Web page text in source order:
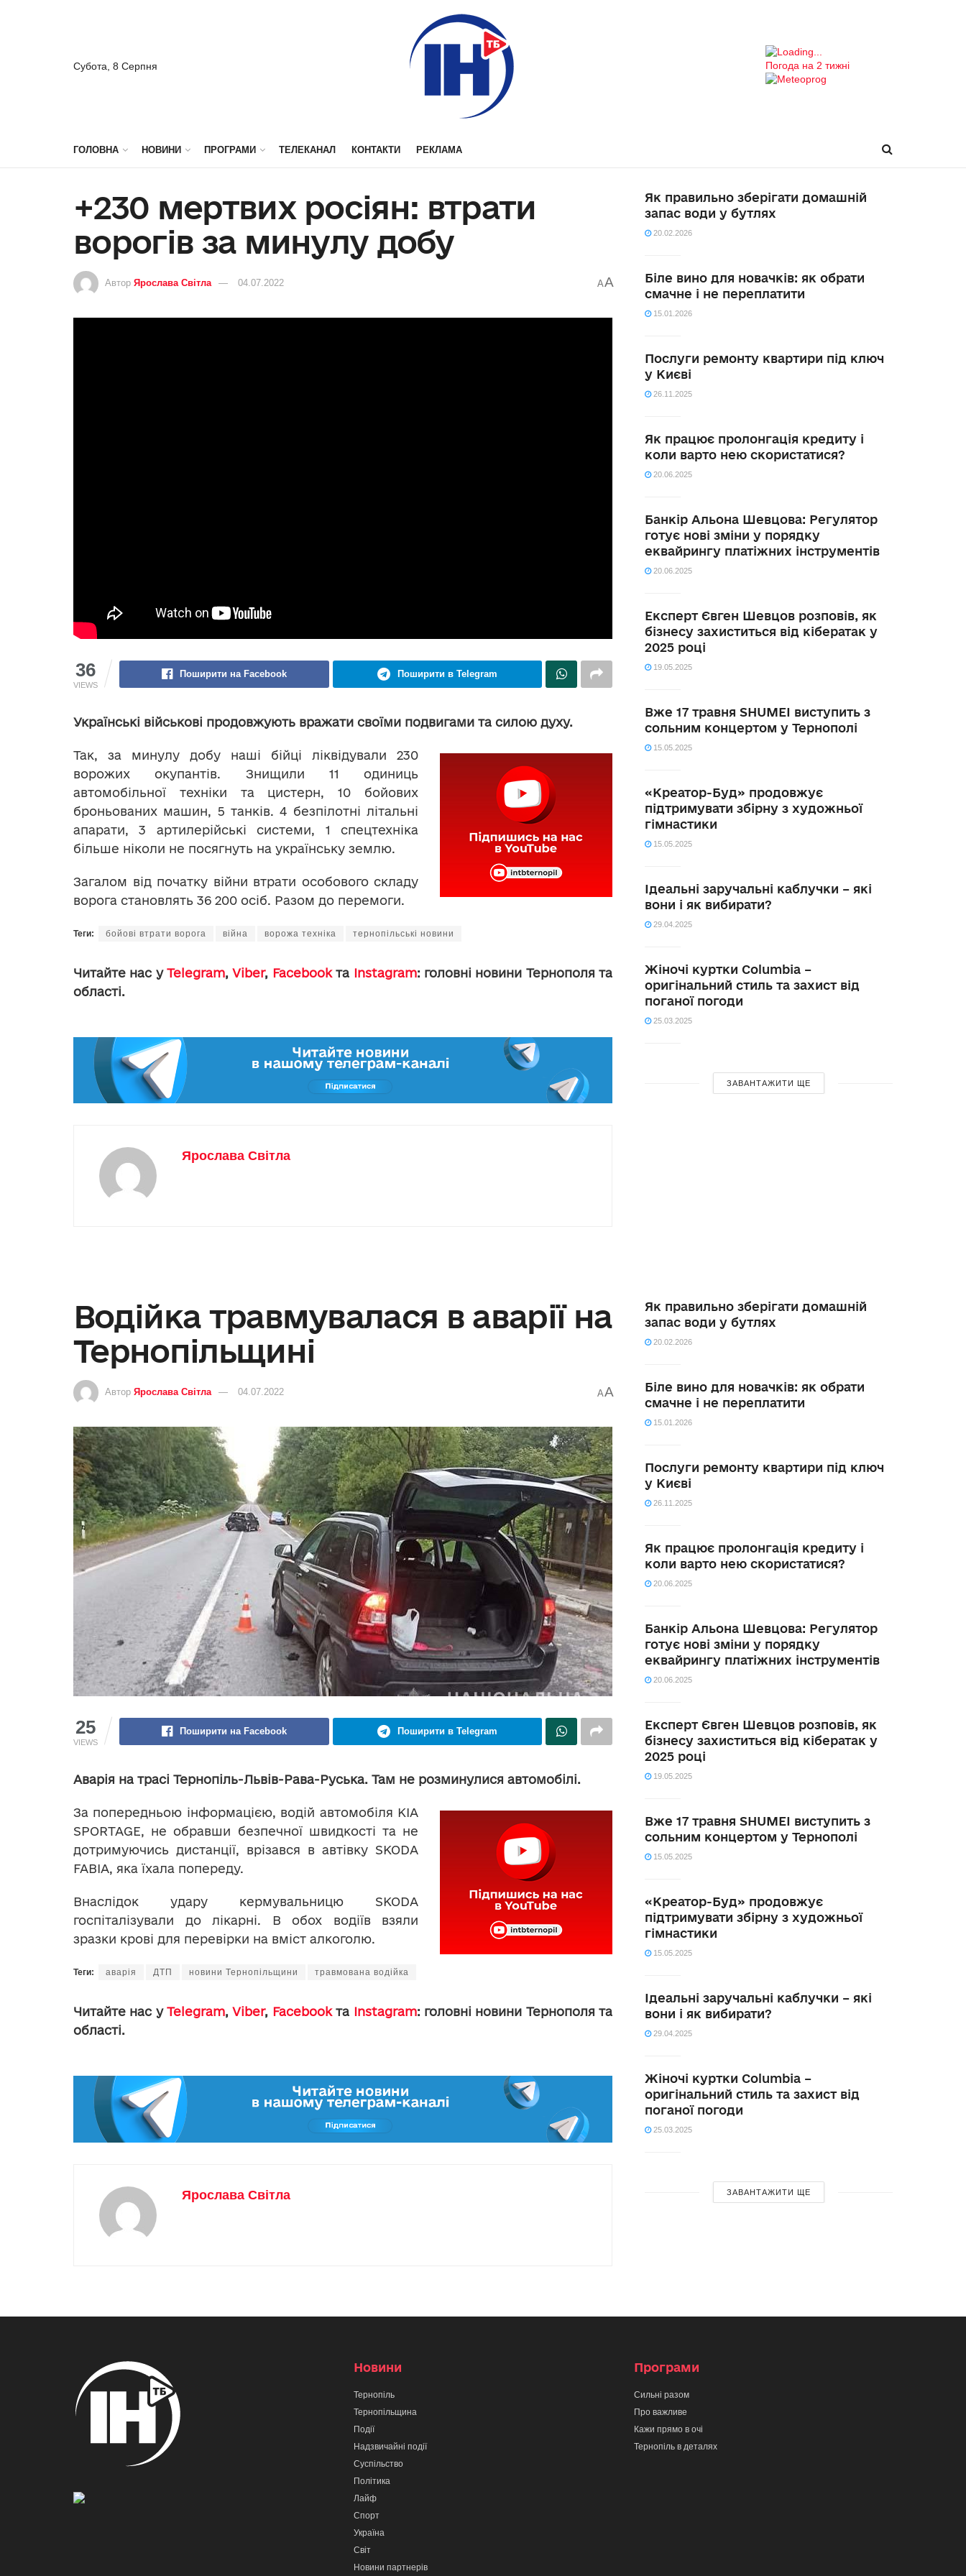
Субота, 8 Серпня Погода на 2 тижні
ГОЛОВНА НОВИНИ ПРОГРАМИ ТЕЛЕКАНАЛ КОНТАКТИ РЕКЛАМА
+230 мертвих росіян: втрати
ворогів за минулу добу
Автор Ярослава Світла 04.07.2022 AA
36
VIEWS
Поширити на Facebook Поширити в Telegram
Українські військові продовжують вражати своїми подвигами та силою духу.
Так, за минулу добу наші бійці ліквідували 230
ворожих окупантів. Знищили 11 одиниць
автомобільної техніки та цистерн, 10 бойових
броньованих машин, 5 танків. 4 безпілотні літальні
апарати, 3 артилерійські системи, 1 спецтехніка
більше ніколи не посягнуть на українську землю.
Загалом від початку війни втрати особового складу
ворога становлять 36 200 осіб. Разом до перемоги.
Теги: бойові втрати ворога війна ворожа техніка тернопільські новини
Читайте нас уTelegram,Viber, Facebookта Instagram: головні новини Тернополя та
області.
Ярослава Світла
Як правильно зберігати домашній
запас води у бутлях
20.02.2026
Біле вино для новачків: як обрати
смачне і не переплатити
15.01.2026
Послуги ремонту квартири під ключ
у Києві
26.11.2025
Як працює пролонгація кредиту і
коли варто нею скористатися?
20.06.2025
Банкір Альона Шевцова: Регулятор
готує нові зміни у порядку
еквайрингу платіжних інструментів
20.06.2025
Експерт Євген Шевцов розповів, як
бізнесу захиститься від кібератак у
2025 році
19.05.2025
Вже 17 травня SHUMEI виступить з
сольним концертом у Тернополі
15.05.2025
«Креатор-Буд» продовжує
підтримувати збірну з художньої
гімнастики
15.05.2025
Ідеальні заручальні каблучки – які
вони і як вибирати?
29.04.2025
Жіночі куртки Columbia –
оригінальний стиль та захист від
поганої погоди
25.03.2025
ЗАВАНТАЖИТИ ЩЕ
Водійка травмувалася в аварії на
Тернопільщині
Автор Ярослава Світла 04.07.2022 AA
25
VIEWS
Поширити на Facebook Поширити в Telegram
Аварія на трасі Тернопіль-Львів-Рава-Руська. Там не розминулися автомобілі.
За попередньою інформацією, водій автомобіля KIA
SPORTAGE, не обравши безпечної швидкості та не
дотримуючись дистанції, врізався в автівку SKODA
FABIA, яка їхала попереду.
Внаслідок удару кермувальницю SKODA
госпіталізували до лікарні. В обох водіїв взяли
зразки крові для перевірки на вміст алкоголю.
Теги: аварія ДТП новини Тернопільщини травмована водійка
Читайте нас уTelegram,Viber, Facebookта Instagram: головні новини Тернополя та
області.
Ярослава Світла
Як правильно зберігати домашній
запас води у бутлях
20.02.2026
Біле вино для новачків: як обрати
смачне і не переплатити
15.01.2026
Послуги ремонту квартири під ключ
у Києві
26.11.2025
Як працює пролонгація кредиту і
коли варто нею скористатися?
20.06.2025
Банкір Альона Шевцова: Регулятор
готує нові зміни у порядку
еквайрингу платіжних інструментів
20.06.2025
Експерт Євген Шевцов розповів, як
бізнесу захиститься від кібератак у
2025 році
19.05.2025
Вже 17 травня SHUMEI виступить з
сольним концертом у Тернополі
15.05.2025
«Креатор-Буд» продовжує
підтримувати збірну з художньої
гімнастики
15.05.2025
Ідеальні заручальні каблучки – які
вони і як вибирати?
29.04.2025
Жіночі куртки Columbia –
оригінальний стиль та захист від
поганої погоди
25.03.2025
ЗАВАНТАЖИТИ ЩЕ
Новини
Тернопіль
Тернопільщина
Події
Надзвичайні події
Суспільство
Політика
Лайф
Спорт
Україна
Світ
Новини партнерів
Програми
Сильні разом
Про важливе
Кажи прямо в очі
Тернопіль в деталях